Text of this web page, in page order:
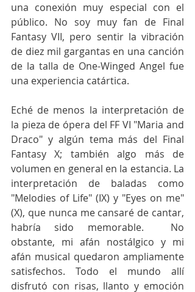
una conexión muy especial con el
público. No soy muy fan de Final
Fantasy VII, pero sentir la vibración
de diez mil gargantas en una canción
de la talla de One-Winged Angel fue
una experiencia catártica.
Eché de menos la interpretación de
la pieza de ópera del FF VI "Maria and
Draco" y algún tema más del Final
Fantasy X; también algo más de
volumen en general en la estancia. La
interpretación de baladas como
"Melodies of Life" (IX) y "Eyes on me"
(X), que nunca me cansaré de cantar,
habría sido memorable.  No
obstante, mi afán nostálgico y mi
afán musical quedaron ampliamente
satisfechos. Todo el mundo allí
disfrutó con risas, llanto y emoción